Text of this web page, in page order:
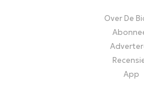
Over De
App